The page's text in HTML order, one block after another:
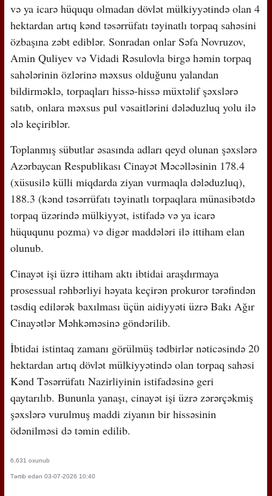
və ya icarə hüququ olmadan dövlət mülkiyyətində olan 4
hektardan artıq kənd təsərrüfatı təyinatlı torpaq sahəsini
özbaşına zəbt ediblər. Sonradan onlar Səfa Novruzov,
Amin Quliyev və Vidadi Rəsulovla birgə həmin torpaq
sahələrinin özlərinə məxsus olduğunu yalandan
bildirməklə, torpaqları hissə-hissə müxtəlif şəxslərə
satıb, onlara məxsus pul vəsaitlərini dələduzluq yolu ilə
ələ keçiriblər.
Toplanmış sübutlar əsasında adları qeyd olunan şəxslərə
Azərbaycan Respublikası Cinayət Məcəlləsinin 178.4
(xüsusilə külli miqdarda ziyan vurmaqla dələduzluq),
188.3 (kənd təsərrüfatı təyinatlı torpaqlara münasibətdə
torpaq üzərində mülkiyyət, istifadə və ya icarə
hüququnu pozma) və digər maddələri ilə ittiham elan
olunub.
Cinayət işi üzrə ittiham aktı ibtidai araşdırmaya
prosessual rəhbərliyi həyata keçirən prokuror tərəfindən
təsdiq edilərək baxılması üçün aidiyyəti üzrə Bakı Ağır
Cinayətlər Məhkəməsinə göndərilib.
İbtidai istintaq zamanı görülmüş tədbirlər nəticəsində 20
hektardan artıq dövlət mülkiyyətində olan torpaq sahəsi
Kənd Təsərrüfatı Nazirliyinin istifadəsinə geri
qaytarılıb. Bununla yanaşı, cinayət işi üzrə zərərçəkmiş
şəxslərə vurulmuş maddi ziyanın bir hissəsinin
ödənilməsi də təmin edilib.
6,631 oxunub
Tərtib edən 03-07-2026 10:40